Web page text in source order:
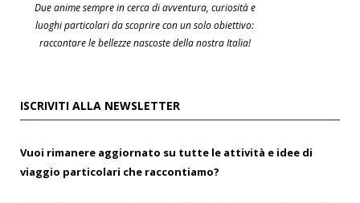
Due anime sempre in cerca di avventura, curiosità e
luoghi particolari da scoprire con un solo obiettivo:
raccontare le bellezze nascoste della nostra Italia!
ISCRIVITI ALLA NEWSLETTER
Vuoi rimanere aggiornato su tutte le attività e idee di
viaggio particolari che raccontiamo?